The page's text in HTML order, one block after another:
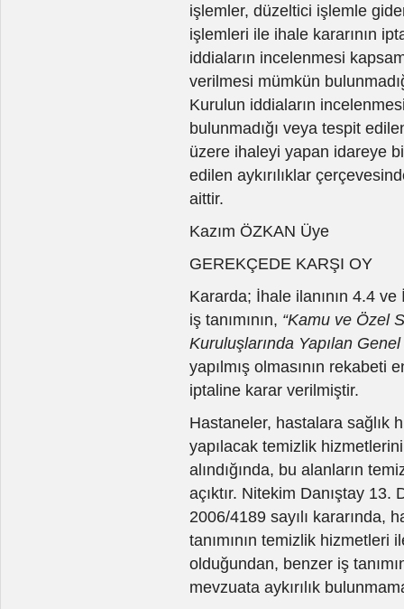
işlemler, düzeltici işlemle
işlemleri ile ihale kararının
iddiaların incelenmesi
verilmesi mümkün
Kurulun iddiaların
bulunmadığı veya tespit
üzere ihaleyi yapan idareye
edilen aykırılıklar
aittir.
Kazım ÖZKAN Üye
GEREKÇEDE KARŞI OY
Kararda; İhale ilanının 4.4
iş tanımının, “Kamu ve Özel
Kuruluşlarında Yapılan
yapılmış olmasının
iptaline karar verilmiştir.
Hastaneler, hastalara sağlık
yapılacak temizlik
alındığında, bu alanların
açıktır. Nitekim Danıştay
2006/4189 sayılı kararında,
tanımının temizlik hizmetleri
olduğundan, benzer iş
mevzuata aykırılık